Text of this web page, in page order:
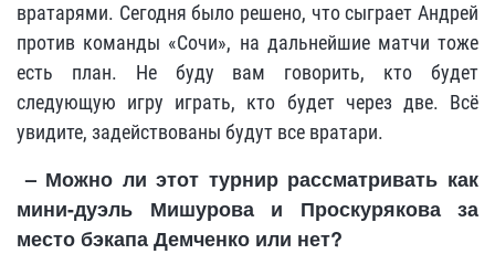
вратарями. Сегодня было решено, что сыграет Андрей
против команды «Сочи», на дальнейшие матчи тоже
есть план. Не буду вам говорить, кто будет
следующую игру играть, кто будет через две. Всё
увидите, задействованы будут все вратари.
– Можно ли этот турнир рассматривать как
мини-дуэль Мишурова и Проскурякова за
место бэкапа Демченко или нет?